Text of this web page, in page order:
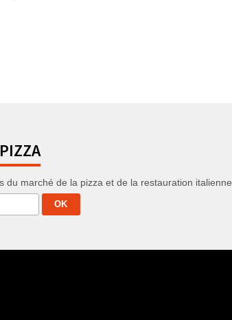
marché de la pizza et de la restauration italienne